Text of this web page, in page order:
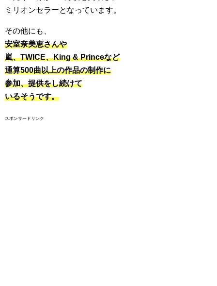
ミリオンセラーとなっています。
その他にも、
安室奈美恵さんや
嵐、TWICE、King & Princeなど
通算500曲以上の作品の制作に
参加、提供をし続けて
いるそうです。
スポンサードリンク